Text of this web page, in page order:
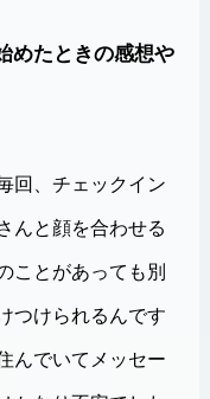
めたときの感想や
回、チェックイン
んと顔を合わせる
ことがあっても別
つけられるんです
んでいてメッセー